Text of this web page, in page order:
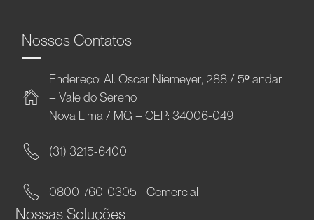
Nossos Contatos
Endereço: Al. Oscar Niemeyer, 288 / 5º andar
– Vale do Sereno
Nova Lima / MG – CEP: 34006-049
(31) 3215-6400
0800-760-0305 - Comercial
Nossas Soluções